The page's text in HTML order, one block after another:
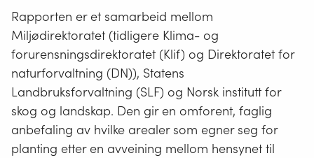
Rapporten er et samarbeid mellom
Miljødirektoratet (tidligere Klima- og
forurensningsdirektoratet (Klif) og Direktoratet for
naturforvaltning (DN)), Statens
Landbruksforvaltning (SLF) og Norsk institutt for
skog og landskap. Den gir en omforent, faglig
anbefaling av hvilke arealer som egner seg for
planting etter en avveining mellom hensynet til